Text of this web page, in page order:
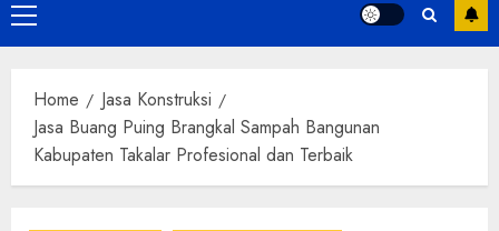
Primary
Menu
Home
Jasa Konstruksi
Jasa Buang Puing Brangkal Sampah Bangunan
Kabupaten Takalar Profesional dan Terbaik